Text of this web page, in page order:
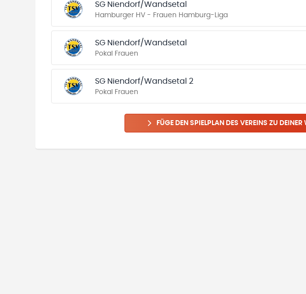
SG Niendorf/Wandsetal
Hamburger HV - Frauen Hamburg-Liga
SG Niendorf/Wandsetal
Pokal Frauen
SG Niendorf/Wandsetal 2
Pokal Frauen
FÜGE DEN SPIELPLAN DES VEREINS ZU